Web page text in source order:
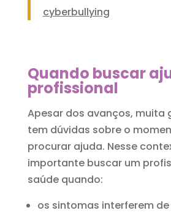
cyberbullying
Quando buscar
profissional
Apesar dos avanços, muita
tem dúvidas sobre o
procurar ajuda. Nesse
importante buscar um
saúde quando:
os sintomas interferem